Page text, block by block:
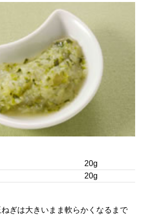
20g
20g
ぎは大きいまま軟らかくなるまで